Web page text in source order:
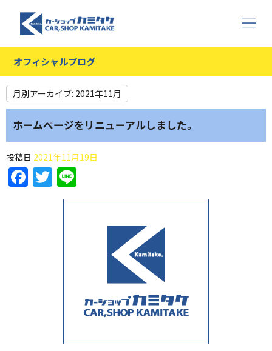
オフィシャルブログ
月別アーカイブ: 2021年11月
ホームページをリニューアルしました。
投稿日 2021年11月19日
Facebook
Twitter